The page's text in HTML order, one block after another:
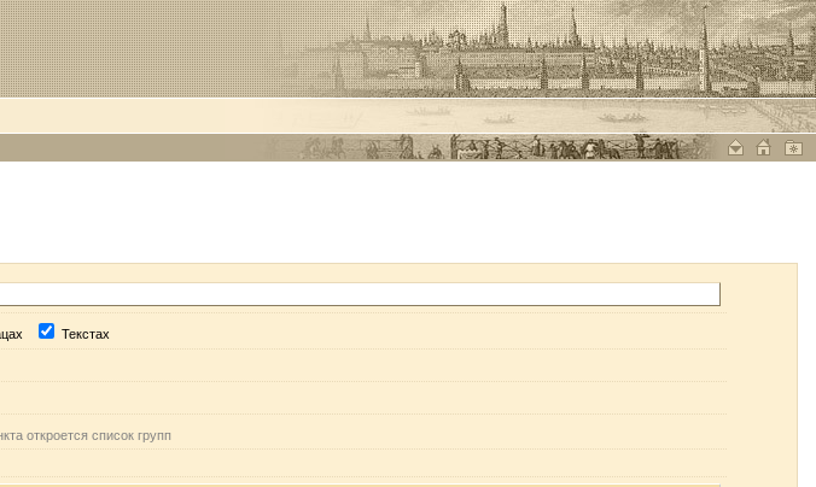
Текстах
откроется список групп